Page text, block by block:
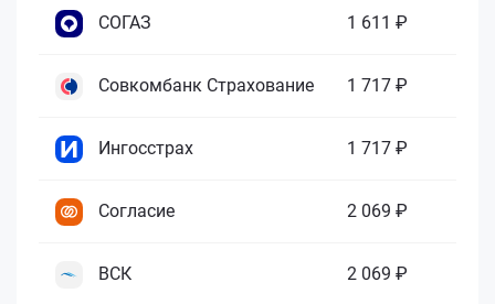
СОГАЗ 1 611 ₽
Совкомбанк Страхование 1 717 ₽
Ингосстрах 1 717 ₽
Согласие 2 069 ₽
ВСК 2 069 ₽